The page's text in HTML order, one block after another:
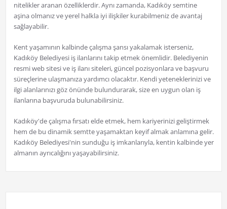
nitelikler aranan özelliklerdir. Aynı zamanda, Kadıköy semtine
aşina olmanız ve yerel halkla iyi ilişkiler kurabilmeniz de avantaj
sağlayabilir.
Kent yaşamının kalbinde çalışma şansı yakalamak isterseniz,
Kadıköy Belediyesi iş ilanlarını takip etmek önemlidir. Belediyenin
resmi web sitesi ve iş ilanı siteleri, güncel pozisyonlara ve başvuru
süreçlerine ulaşmanıza yardımcı olacaktır. Kendi yeteneklerinizi ve
ilgi alanlarınızı göz önünde bulundurarak, size en uygun olan iş
ilanlarına başvuruda bulunabilirsiniz.
Kadıköy'de çalışma fırsatı elde etmek, hem kariyerinizi geliştirmek
hem de bu dinamik semtte yaşamaktan keyif almak anlamına gelir.
Kadıköy Belediyesi'nin sunduğu iş imkanlarıyla, kentin kalbinde yer
almanın ayrıcalığını yaşayabilirsiniz.